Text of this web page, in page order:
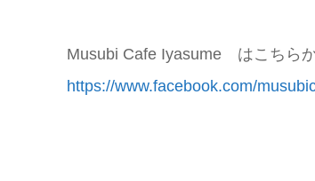
Musubi Cafe Iyasume はこちら
https://www.facebook.com/